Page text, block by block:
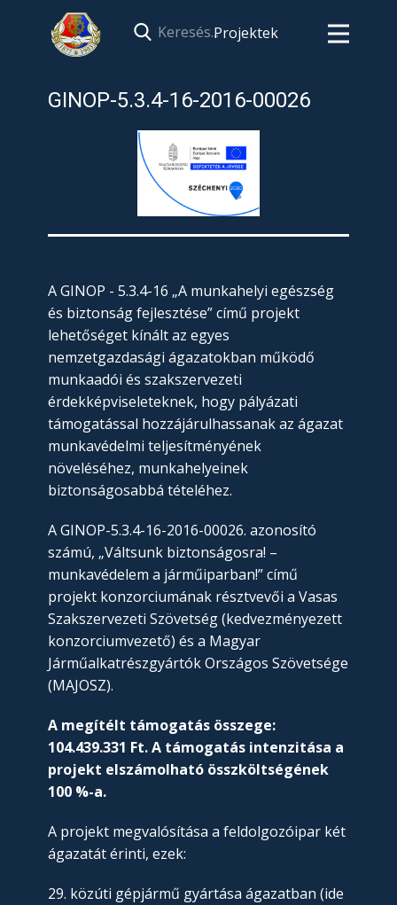
Projektek
GINOP-5.3.4-16-2016-00026
A GINOP - 5.3.4-16 „A munkahelyi egészség
és biztonság fejlesztése” című projekt
lehetőséget kínált az egyes
nemzetgazdasági ágazatokban működő
munkaadói és szakszervezeti
érdekképviseleteknek, hogy pályázati
támogatással hozzájárulhassanak az ágazat
munkavédelmi teljesítményének
növeléséhez, munkahelyeinek
biztonságosabbá tételéhez.
A GINOP-5.3.4-16-2016-00026. azonosító
számú, „Váltsunk biztonságosra! –
munkavédelem a járműiparban!” című
projekt konzorciumának résztvevői a Vasas
Szakszervezeti Szövetség (kedvezményezett
konzorciumvezető) és a Magyar
Járműalkatrészgyártók Országos Szövetsége
(MAJOSZ).
A megítélt támogatás összege:
104.439.331 Ft. A támogatás intenzitása a
projekt elszámolható összköltségének
100 %-a.
A projekt megvalósítása a feldolgozóipar két
ágazatát érinti, ezek:
29. közúti gépjármű gyártása ágazatban (ide